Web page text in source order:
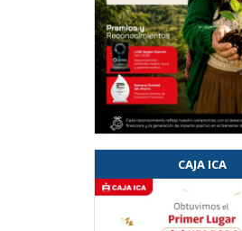
CAJA ICA